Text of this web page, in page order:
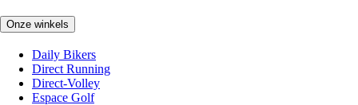
Onze winkels
Daily Bikers
Direct Running
Direct-Volley
Espace Golf